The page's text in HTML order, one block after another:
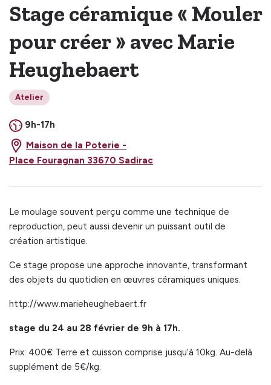
Stage céramique « Mouler
pour créer » avec Marie
Heughebaert
Atelier
9h-17h
Maison de la Poterie -
Place Fouragnan 33670 Sadirac
Le moulage souvent perçu comme une technique de
reproduction, peut aussi devenir un puissant outil de
création artistique.
Ce stage propose une approche innovante, transformant
des objets du quotidien en œuvres céramiques uniques.
http://www.marieheughebaert.fr
stage du 24 au 28 février de 9h à 17h.
Prix: 400€ Terre et cuisson comprise jusqu’à 10kg. Au-delà
supplément de 5€/kg.